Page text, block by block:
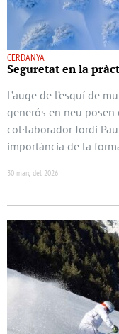
CERDANYA
Seguretat en la
L’auge de l’esquí de
generós en neu
col·laborador Jordi
importància de la
30 març del 2026